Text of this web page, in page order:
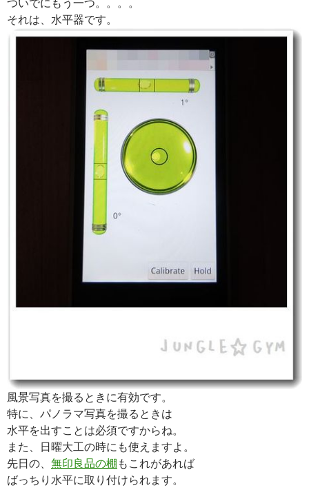
それは、水平器です。
風景写真を撮るときに有効です。
特に、パノラマ写真を撮るときは
水平を出すことは必須ですからね。
また、日曜大工の時にも使えますよ。
先日の、 無印良品の棚 もこれがあれば
ばっちり水平に取り付けられます。